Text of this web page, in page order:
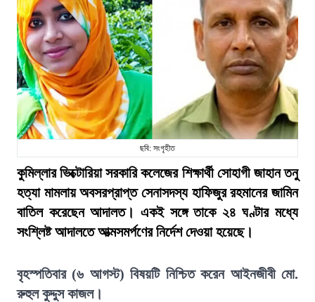
ছবি: সংগৃহীত
কুমিল্লার ভিক্টোরিয়া সরকারি কলেজের শিক্ষার্থী সোহাগী জাহান তনু
হত্যা মামলায় অবসরপ্রাপ্ত সেনাসদস্য হাফিজুর রহমানের জামিন
বাতিল করেছেন আদালত। একই সঙ্গে তাকে ২৪ ঘণ্টার মধ্যে
সংশ্লিষ্ট আদালতে আত্মসমর্পণের নির্দেশ দেওয়া হয়েছে।
বৃহস্পতিবার (৬ আগস্ট) বিষয়টি নিশ্চিত করেন আইনজীবী মো.
রুহুল কুদ্দুস কাজল।